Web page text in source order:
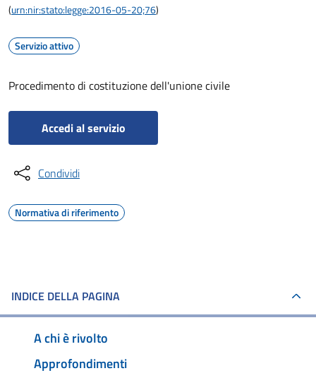
(urn:nir:stato:legge:2016-05-20;76)
Servizio attivo
Procedimento di costituzione dell'unione civile
Accedi al servizio
Condividi
Normativa di riferimento
INDICE DELLA PAGINA
A chi è rivolto
Approfondimenti